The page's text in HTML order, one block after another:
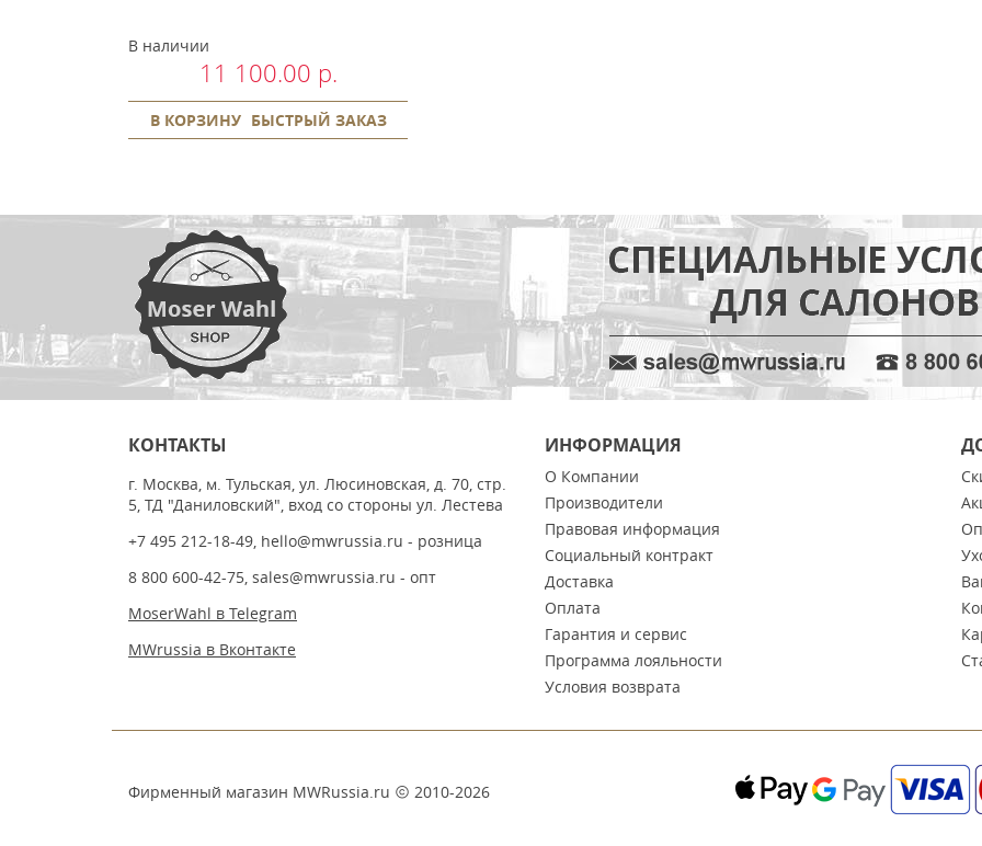
В наличии
11 100.00 р.
В КОРЗИНУ БЫСТРЫЙ ЗАКАЗ
КОНТАКТЫ
г. Москва, м. Тульская, ул. Люсиновская, д. 70, стр.
5, ТД "Даниловский", вход со стороны ул. Лестева
+7 495 212-18-49, hello@mwrussia.ru - розница
8 800 600-42-75, sales@mwrussia.ru - опт
MoserWahl в Telegram
MWrussia в Вконтакте
ИНФОРМАЦИЯ
О Компании
Производители
Правовая информация
Социальный контракт
Доставка
Оплата
Гарантия и сервис
Программа лояльности
Условия возврата
Фирменный магазин MWRussia.ru 2010-2026